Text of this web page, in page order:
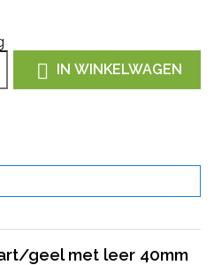
 IN WINKELWAGEN
geel met leer 40mm